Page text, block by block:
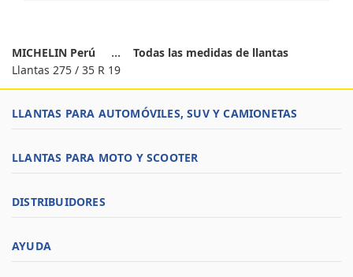
MICHELIN Perú
Todas las medidas de llantas
Llantas 275 / 35 R 19
LLANTAS PARA AUTOMÓVILES, SUV Y CAMIONETAS
LLANTAS PARA MOTO Y SCOOTER
DISTRIBUIDORES
AYUDA